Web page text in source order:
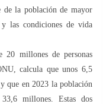
la población de mayor
las condiciones de vida
20 millones de personas
calcula que unos 6,5
que en 2023 la población
millones. Estas dos